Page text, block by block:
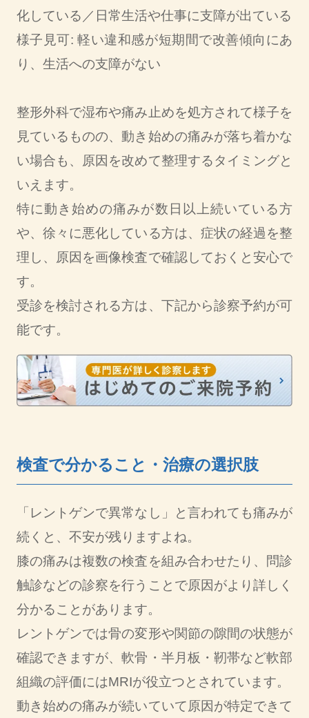
化している／日常生活や仕事に支障が出ている
様子見可: 軽い違和感が短期間で改善傾向にあ
り、生活への支障がない
整形外科で湿布や痛み止めを処方されて様子を
見ているものの、動き始めの痛みが落ち着かな
い場合も、原因を改めて整理するタイミングと
いえます。
特に動き始めの痛みが数日以上続いている方
や、徐々に悪化している方は、症状の経過を整
理し、原因を画像検査で確認しておくと安心で
す。
受診を検討される方は、下記から診察予約が可
能です。
検査で分かること・治療の選択肢
「レントゲンで異常なし」と言われても痛みが
続くと、不安が残りますよね。
膝の痛みは複数の検査を組み合わせたり、問診
触診などの診察を行うことで原因がより詳しく
分かることがあります。
レントゲンでは骨の変形や関節の隙間の状態が
確認できますが、軟骨・半月板・靭帯など軟部
組織の評価にはMRIが役立つとされています。
動き始めの痛みが続いていて原因が特定できて